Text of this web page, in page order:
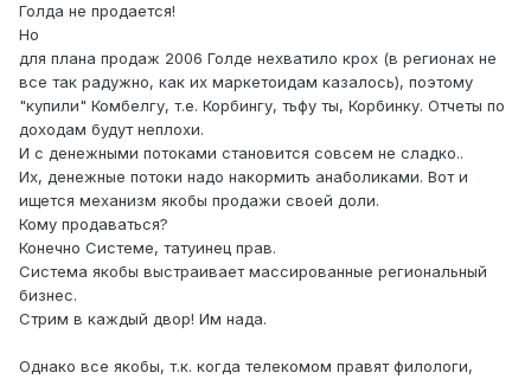
Голда не продается!
Но
для плана продаж 2006 Голде нехватило крох (в регионах не
все так радужно, как их маркетоидам казалось), поэтому
"купили" Комбелгу, т.е. Корбингу, тьфу ты, Корбинку. Отчеты по
доходам будут неплохи.
И с денежными потоками становится совсем не сладко..
Их, денежные потоки надо накормить анаболиками. Вот и
ищется механизм якобы продажи своей доли.
Кому продаваться?
Конечно Системе, татуинец прав.
Система якобы выстраивает массированные региональный
бизнес.
Стрим в каждый двор! Им нада.
Однако все якобы, т.к. когда телекомом правят филологи,